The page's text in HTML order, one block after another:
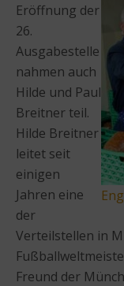
Eröffnung der
26.
Ausgabestelle
nahmen auch
Hilde und Paul
Breitner teil.
Hilde Breitner
leitet seit
einigen
Jahren eine
der
Verteilstellen in
Freund der